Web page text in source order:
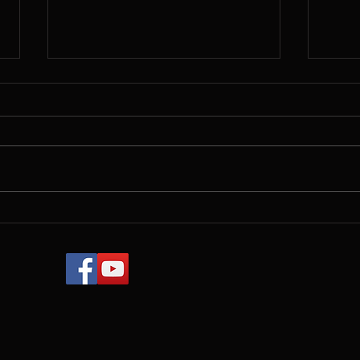
でのコンサート終わりまし
た❣️